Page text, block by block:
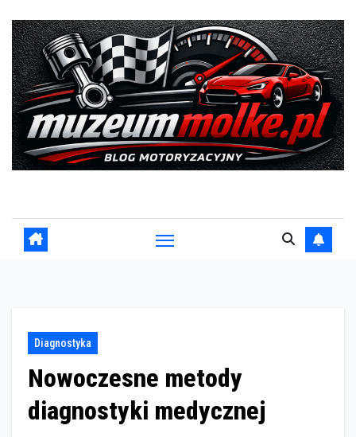
content
Diagnostyka
Nowoczesne metody
diagnostyki medycznej